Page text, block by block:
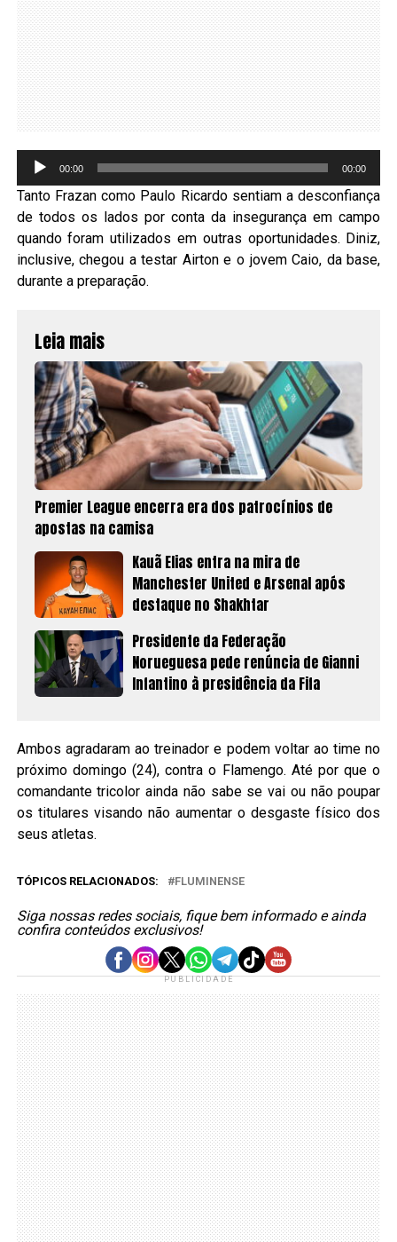
00:00 00:00
Tanto Frazan como Paulo Ricardo sentiam a desconfiança
de todos os lados por conta da insegurança em campo
quando foram utilizados em outras oportunidades. Diniz,
inclusive, chegou a testar Airton e o jovem Caio, da base,
durante a preparação.
Leia mais
Premier League encerra era dos patrocínios de
apostas na camisa
Kauã Elias entra na mira de
Manchester United e Arsenal após
destaque no Shakhtar
Presidente da Federação
Norueguesa pede renúncia de Gianni
Infantino à presidência da Fifa
Ambos agradaram ao treinador e podem voltar ao time no
próximo domingo (24), contra o Flamengo. Até por que o
comandante tricolor ainda não sabe se vai ou não poupar
os titulares visando não aumentar o desgaste físico dos
seus atletas.
TÓPICOS RELACIONADOS: FLUMINENSE
Siga nossas redes sociais, fique bem informado e ainda
confira conteúdos exclusivos!
PUBLICIDADE